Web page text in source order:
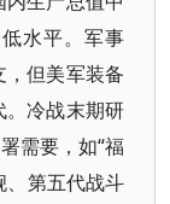
水平。军事
但美军装备
冷战末期研
需要，如“福
、第五代战斗